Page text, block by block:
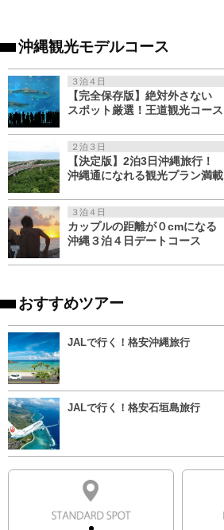
沖縄観光モデルコース
３泊４日
【完全保存版】絶対外さない
スポット厳選！王道観光コース
２泊３日
【決定版】2泊3日沖縄旅行！
沖縄通になれる観光プラン満載
３泊４日
カップルの距離が０cmになる
沖縄３泊４日デートコース
おすすめツアー
JALで行く！格安沖縄旅行
JALで行く！格安石垣島旅行